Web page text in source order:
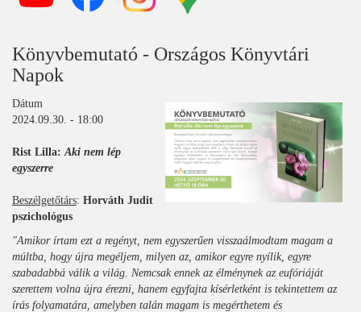
Könyvbemutató - Országos Könyvtári
Napok
Dátum
2024.09.30. - 18:00
Rist Lilla:Aki nem lép
egyszerre
Beszélgetőtárs: Horváth Judit
pszichológus
"Amikor írtam ezt a regényt, nem egyszerűen visszaálmodtam magam a
múltba, hogy újra megéljem, milyen az, amikor egyre nyílik, egyre
szabadabbá válik a világ. Nemcsak ennek az élménynek az eufóriáját
szerettem volna újra érezni, hanem egyfajta kísérletként is tekintettem az
írás folyamatára, amelyben talán magam is megérthetem és